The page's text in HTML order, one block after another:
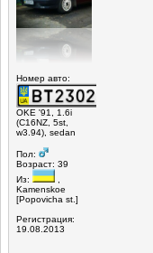
Номер авто:
OKE '91, 1.6i
(C16NZ, 5st,
w3.94), sedan
Пол:
Возраст: 39
Из:
,
Kamenskoe
[Popovicha st.]
Регистрация:
19.08.2013